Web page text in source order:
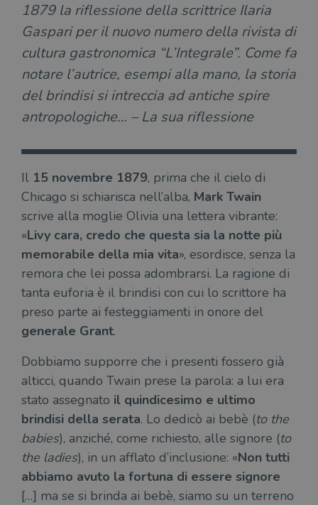
1879 la riflessione della scrittrice Ilaria
Gaspari per il nuovo numero della rivista di
cultura gastronomica “L’Integrale”. Come fa
notare l’autrice, esempi alla mano, la storia
del brindisi si intreccia ad antiche spire
antropologiche… – La sua riflessione
Il 15 novembre 1879, prima che il cielo di
Chicago si schiarisca nell’alba, Mark Twain
scrive alla moglie Olivia una lettera vibrante:
«Livy cara, credo che questa sia la notte più
memorabile della mia vita», esordisce, senza la
remora che lei possa adombrarsi. La ragione di
tanta euforia è il brindisi con cui lo scrittore ha
preso parte ai festeggiamenti in onore del
generale Grant.
Dobbiamo supporre che i presenti fossero già
alticci, quando Twain prese la parola: a lui era
stato assegnato il quindicesimo e ultimo
brindisi della serata. Lo dedicò ai bebè (to the
babies), anziché, come richiesto, alle signore (to
the ladies), in un afflato d’inclusione: «Non tutti
abbiamo avuto la fortuna di essere signore
[…] ma se si brinda ai bebè, siamo su un terreno